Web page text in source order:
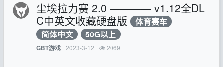
尘埃拉力赛 2.0 ———— v1.12全DL
C中英文收藏硬盘版 体育赛车
简体中文
50G以上
GBT游戏 2023-3-12 2069